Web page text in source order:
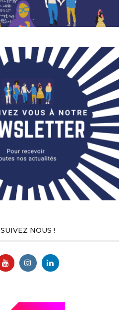
SUIVEZ NOUS !